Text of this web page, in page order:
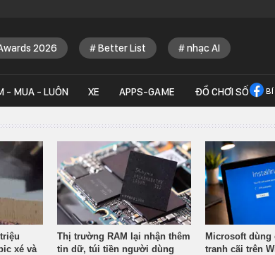
2026 Better List nhạc AI
- MUA - LUÔN XE APPS-GAME ĐỒ CHƠI SỐ BÍ
xé và
Thị trường RAM lại nhận thêm
tin dữ, túi tiền người dùng
Microsoft dùng
tranh cãi trên